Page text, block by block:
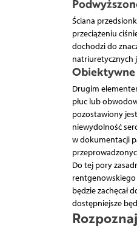
Ściana
przeciążeniu
dochodzi do
natriuretycznych
Obiektywne
Drugim
płuc lub
pozostawiony
niewydolność
w dokumentacji
Do tej pory
rentgenowskiego
będzie zachęcał
dostępniejsze